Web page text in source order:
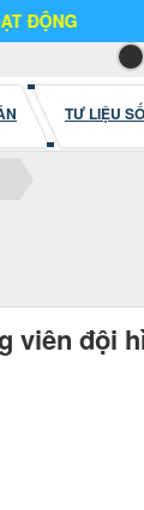
TƯ LIỆU SỐ
đội